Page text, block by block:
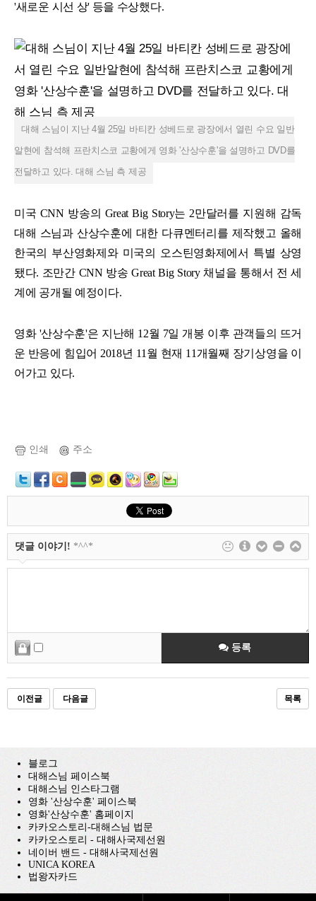
'새로운 시선 상' 등을 수상했다.
대해 스님이 지난 4월 25일 바티칸 성베드로 광장에서 열린 수요 일반
알현에 참석해 프란치스코 교황에게 영화 '산상수훈'을 설명하고 DVD를
전달하고 있다. 대해 스님 측 제공
미국 CNN 방송의 Great Big Story는 2만달러를 지원해 감독
대해 스님과 산상수훈에 대한 다큐멘터리를 제작했고 올해
한국의 부산영화제와 미국의 오스틴영화제에서 특별 상영
됐다. 조만간 CNN 방송 Great Big Story 채널을 통해서 전 세
계에 공개될 예정이다.
영화 '산상수훈'은 지난해 12월 7일 개봉 이후 관객들의 뜨거
운 반응에 힘입어 2018년 11월 현재 11개월째 장기상영을 이
어가고 있다.
인쇄 주소
댓글 이야기! *^^*
등록
이전글 다음글 목록
블로그
대해스님 페이스북
대해스님 인스타그램
영화 '산상수훈' 페이스북
영화'산상수훈' 홈페이지
카카오스토리-대해스님 법문
카카오스토리 - 대해사국제선원
네이버 밴드 - 대해사국제선원
UNICA KOREA
법왕자카드